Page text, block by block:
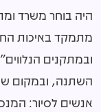
היה בוחר משרד
מתמקד באיכות
ובמתקנים
השתנה, ובמקום
אנשים לסיור: